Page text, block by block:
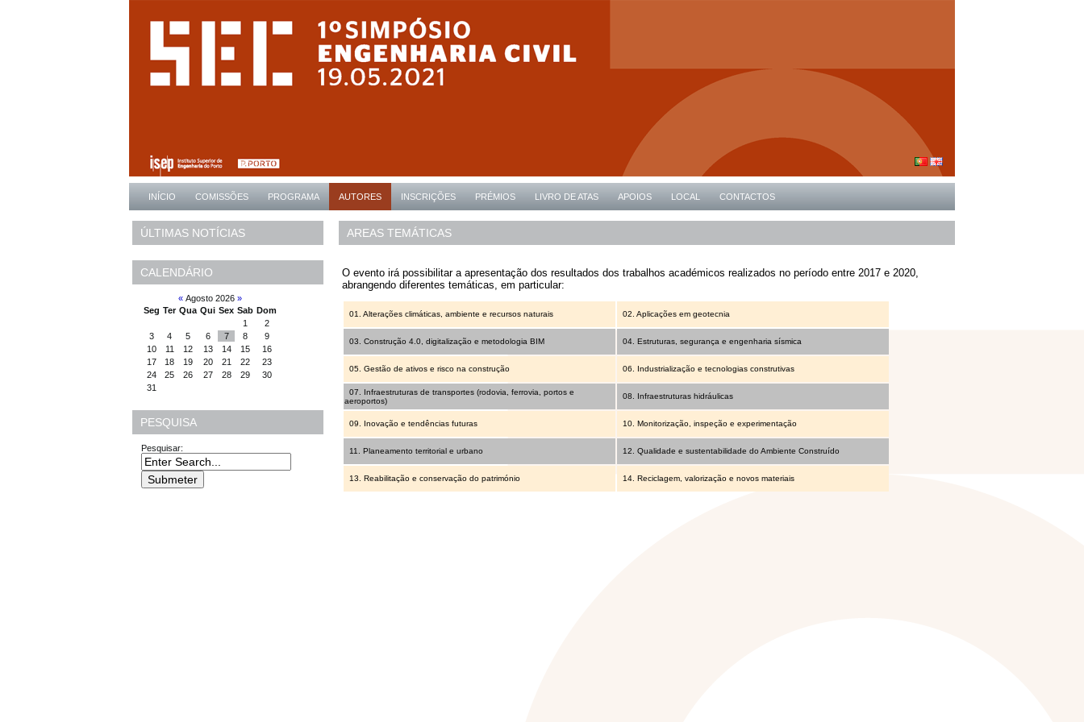
INÍCIO COMISSÕES PROGRAMA AUTORES INSCRIÇÕES PRÉMIOS LIVRO DE ATAS APOIOS LOCAL CONTACTOS
ÚLTIMAS NOTÍCIAS
CALENDÁRIO
« Agosto 2026 »
Seg Ter Qua Qui Sex Sab Dom
1
2
3
4 5 6 7 8
9
10
11 12 13 14 15
16
17
18 19 20 21 22
23
24
25 26 27 28 29
30
31
PESQUISA
Pesquisar:
AREAS TEMÁTICAS
O evento irá possibilitar a apresentação dos resultados dos trabalhos académicos realizados no período entre 2017 e 2020,
abrangendo diferentes temáticas, em particular:
01. Alterações climáticas, ambiente e recursos naturais 02. Aplicações em geotecnia
03. Construção 4.0, digitalização e metodologia BIM 04. Estruturas, segurança e engenharia sísmica
05. Gestão de ativos e risco na construção 06. Industrialização e tecnologias construtivas
07. Infraestruturas de transportes (rodovia, ferrovia, portos e
aeroportos)
08. Infraestruturas hidráulicas
09. Inovação e tendências futuras 10. Monitorização, inspeção e experimentação
11. Planeamento territorial e urbano 12. Qualidade e sustentabilidade do Ambiente Construído
13. Reabilitação e conservação do património 14. Reciclagem, valorização e novos materiais